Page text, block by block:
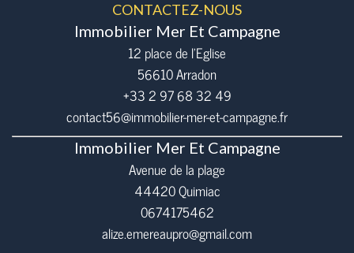
CONTACTEZ-NOUS
Immobilier Mer Et Campagne
12 place de l’Eglise
56610Arradon
+33 2 97 68 32 49
contact56@immobilier-mer-et-campagne.fr
Immobilier Mer Et Campagne
Avenue de la plage
44420 Quimiac
0674175462
alize.emereaupro@gmail.com